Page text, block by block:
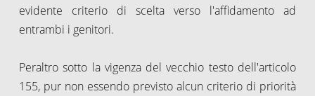
evidente criterio di scelta verso l'affidamento ad
entrambi i genitori.
Peraltro sotto la vigenza del vecchio testo dell'articolo
155, pur non essendo previsto alcun criterio di priorità